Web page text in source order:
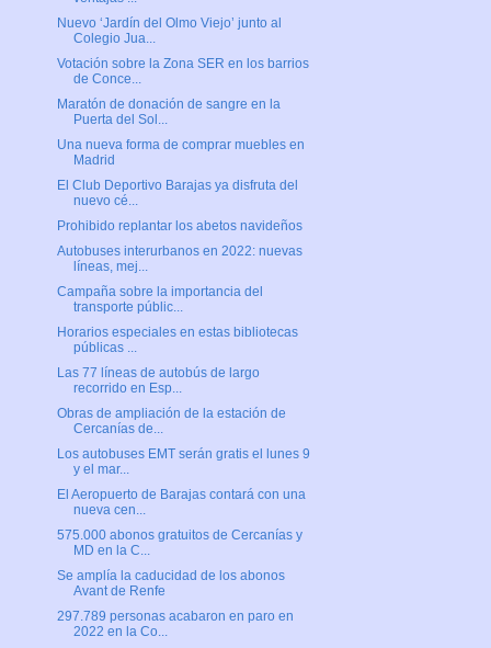
Nuevo ‘Jardín del Olmo Viejo’ junto al
Colegio Jua...
Votación sobre la Zona SER en los barrios
de Conce...
Maratón de donación de sangre en la
Puerta del Sol...
Una nueva forma de comprar muebles en
Madrid
El Club Deportivo Barajas ya disfruta del
nuevo cé...
Prohibido replantar los abetos navideños
Autobuses interurbanos en 2022: nuevas
líneas, mej...
Campaña sobre la importancia del
transporte públic...
Horarios especiales en estas bibliotecas
públicas ...
Las 77 líneas de autobús de largo
recorrido en Esp...
Obras de ampliación de la estación de
Cercanías de...
Los autobuses EMT serán gratis el lunes 9
y el mar...
El Aeropuerto de Barajas contará con una
nueva cen...
575.000 abonos gratuitos de Cercanías y
MD en la C...
Se amplía la caducidad de los abonos
Avant de Renfe
297.789 personas acabaron en paro en
2022 en la Co...